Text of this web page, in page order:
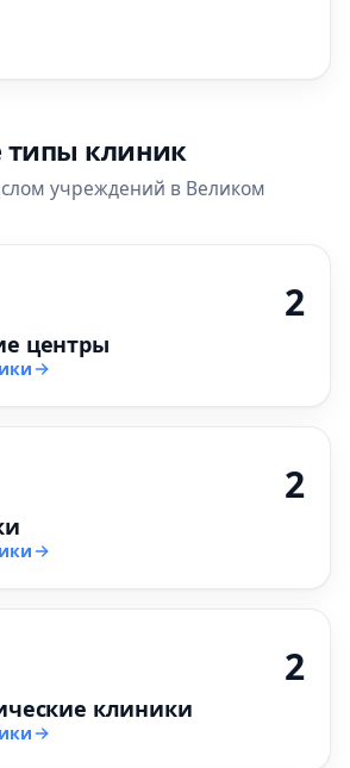
типы клиник
учреждений в Великом
2
центры
2
2
клиники